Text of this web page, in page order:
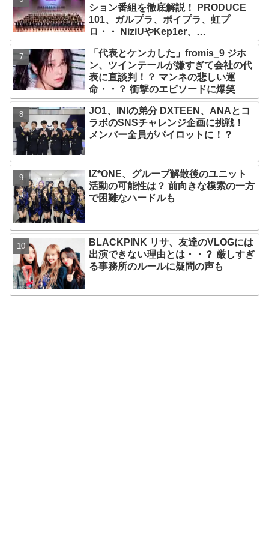
ション番組を徹底解説！ PRODUCE
101、ガルプラ、ボイプラ、虹プ
ロ・・ NiziUやKep1er、
ZEROBASEONEら人気グループが
続々と誕生！ JO1やINI、ME:Iを生ん
だ日プまで一挙紹介
「代表とケンカした」fromis_9 ジホ
ン、ツインテールが嫌すぎて会社の代
表に直談判！？ マンネの悲しい運
命・・？ 衝撃のエピソードに爆笑
JO1、INIの弟分 DXTEEN、ANAとコ
ラボのSNSチャレンジ企画に挑戦！
メンバー全員がパイロットに！？
IZ*ONE、グループ解散後のユニット
活動の可能性は？ 前向きな模索の一方
で困難なハードルも
BLACKPINK リサ、友達のVLOGには
出演できない理由とは・・？ 厳しすぎ
る事務所のルールに疑問の声も